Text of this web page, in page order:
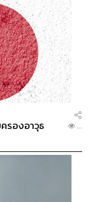
รองอาวุธ
...